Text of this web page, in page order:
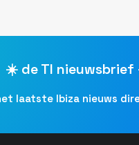
☀️ de TI
laatste Ibiza nieuws